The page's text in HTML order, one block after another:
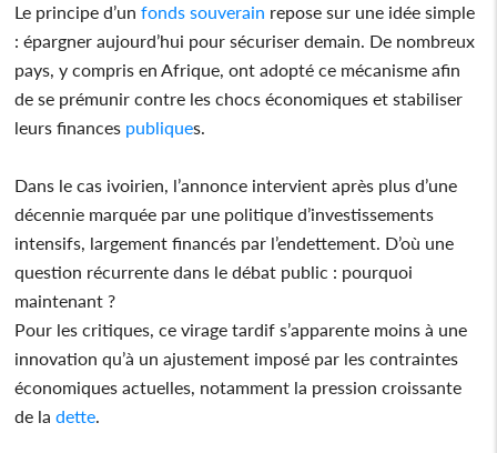
Le principe d’un fonds souverain repose sur une idée simple
: épargner aujourd’hui pour sécuriser demain. De nombreux
pays, y compris en Afrique, ont adopté ce mécanisme afin
de se prémunir contre les chocs économiques et stabiliser
leurs finances publiques.
Dans le cas ivoirien, l’annonce intervient après plus d’une
décennie marquée par une politique d’investissements
intensifs, largement financés par l’endettement. D’où une
question récurrente dans le débat public : pourquoi
maintenant ?
Pour les critiques, ce virage tardif s’apparente moins à une
innovation qu’à un ajustement imposé par les contraintes
économiques actuelles, notamment la pression croissante
de la dette